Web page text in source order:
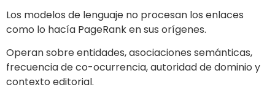
Los modelos de lenguaje no procesan los enlaces
como lo hacía PageRank en sus orígenes.
Operan sobre entidades, asociaciones semánticas,
frecuencia de co-ocurrencia, autoridad de dominio y
contexto editorial.